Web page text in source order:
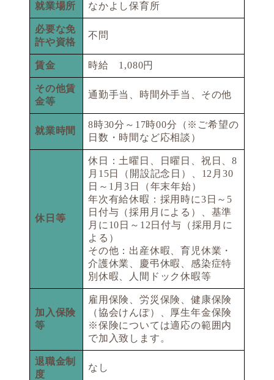
就業場所 なかよし保育所
必要な免
許や資格
不問
賃金 時給 1,080円
その他賃
金等
通勤手当、時間外手当、その他
就業時間
8時30分～17時00分（※ご希望の
日数・時間など応相談）
休日等
休日：土曜日、日曜日、祝日、8
月15日（開設記念日）、12月30
日～1月3日（年末年始）
年次有給休暇：採用時に3日～5
日付与（採用月による）、基準
月に10日～12日付与（採用月に
よる）
その他：出産休暇、育児休業・
介護休業、慶弔休暇、感染症特
別休暇、人間ドック休暇等
加入保険
等
雇用保険、労災保険、健康保険
（協会けんぽ）、厚生年金保険
※保険については適応の範囲内
で加入致します。
退職金制
度
なし